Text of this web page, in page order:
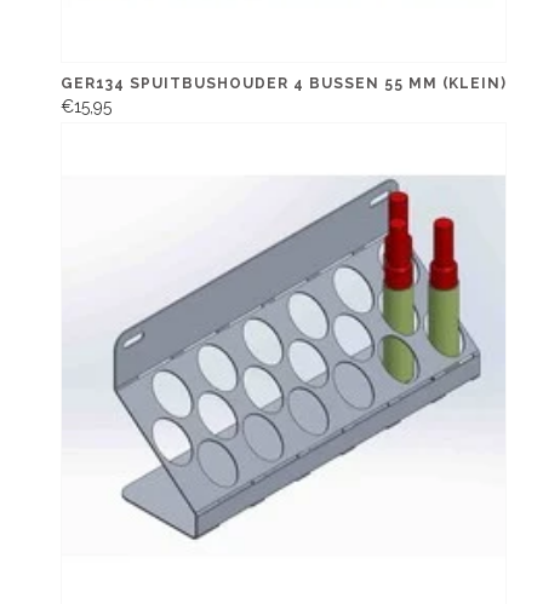
GER134 SPUITBUSHOUDER 4 BUSSEN 55 MM (KLEIN)
€15,95